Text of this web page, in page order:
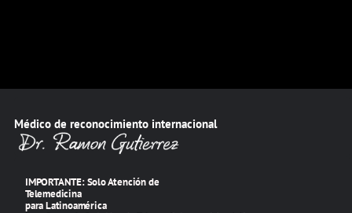
Médico de reconocimiento internacional
IMPORTANTE: Solo Atención de
Telemedicina
para Latinoamérica